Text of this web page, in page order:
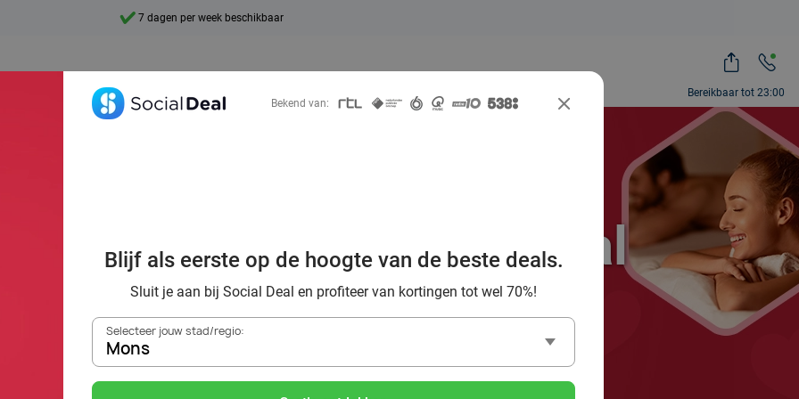
Bereikbaar tot 23:00
7 dagen per week beschikbaar
16 tips van Social Deal
de ideale dates!
Bekend van:
Blijf als eerste op de hoogte van de beste deals.
Sluit je aan bij Social Deal en profiteer van kortingen tot wel 70%!
Selecteer jouw stad/regio:
Mons